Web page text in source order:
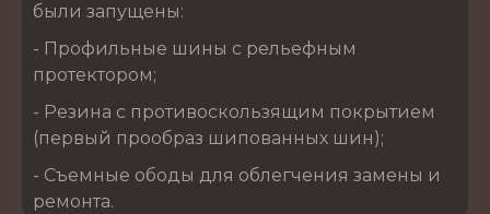
были запущены:
- Профильные шины с рельефным
протектором;
- Резина с противоскользящим покрытием
(первый прообраз шипованных шин);
- Съемные ободы для облегчения замены и
ремонта.